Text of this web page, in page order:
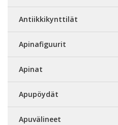
Antiikkikynttilät
Apinafiguurit
Apinat
Apupöydät
Apuvälineet